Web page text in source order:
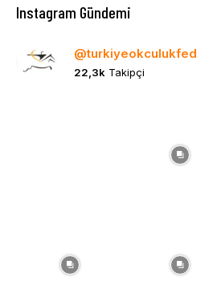
Instagram Gündemi
@turkiyeokculukfed
22,3k Takipçi